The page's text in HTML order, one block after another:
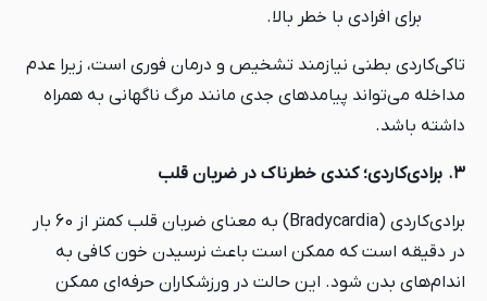
برای افرادی با خطر بالا.
تاکی‌کاردی بطنی نیازمند تشخیص و درمان فوری است، زیرا عدم
مداخله می‌تواند پیامدهای جدی مانند مرگ ناگهانی به همراه
داشته باشد.
۳. برادی‌کاردی؛ کندی خطرناک در ضربان قلب
برادی‌کاردی (Bradycardia) به معنای ضربان قلب کمتر از 60 بار
در دقیقه است که ممکن است باعث نرسیدن خون کافی به
اندام‌های بدن شود. این حالت در ورزشکاران حرفه‌ای ممکن